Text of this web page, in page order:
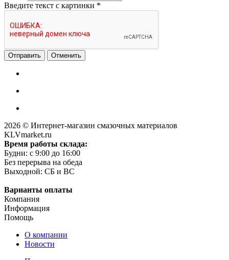
Введите текст с картинки *
Отменить
2026 © Интернет-магазин смазочных материалов
KLVmarket.ru
Время работы склада:
Будни: c 9:00 до 16:00
Без перерыва на обеда
Выходной: СБ и ВС
Варианты оплаты
Компания
Информация
Помощь
О компании
Новости